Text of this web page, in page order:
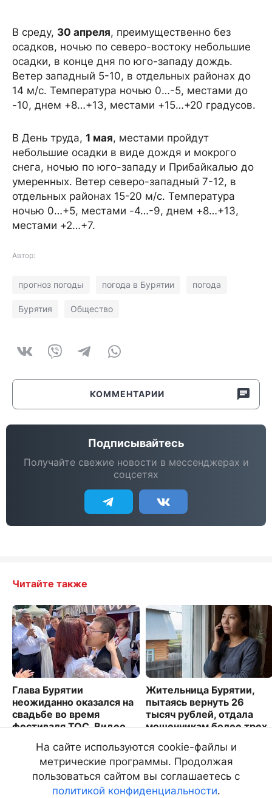
В среду, 30 апреля, преимущественно без
осадков, ночью по северо-востоку небольшие
осадки, в конце дня по юго-западу дождь.
Ветер западный 5-10, в отдельных районах до
14 м/с. Температура ночью 0…-5, местами до
-10, днем +8…+13, местами +15…+20 градусов.
В День труда, 1 мая, местами пройдут
небольшие осадки в виде дождя и мокрого
снега, ночью по юго-западу и Прибайкалью до
умеренных. Ветер северо-западный 7-12, в
отдельных районах 15-20 м/с. Температура
ночью 0…+5, местами -4…-9, днем +8…+13,
местами +2…+7.
Автор:
прогноз погоды погода в Бурятии погода
Бурятия Общество
КОММЕНТАРИИ
Подписывайтесь
Получайте свежие новости в мессенджерах и
соцсетях
Читайте также
Глава Бурятии
неожиданно оказался на
свадьбе во время
фестиваля ТОС. Видео
2030
Жительница Бурятии,
пытаясь вернуть 26
тысяч рублей, отдала
мошенникам более трех
На сайте используются cookie-файлы и
метрические программы. Продолжая
пользоваться сайтом вы соглашаетесь с
политикой конфиденциальности.